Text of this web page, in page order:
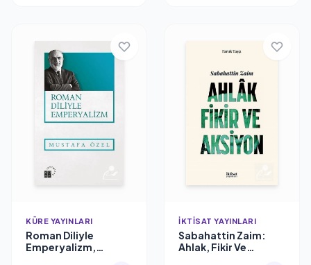
KÜRE YAYINLARI
Roman Diliyle
Emperyalizm,
İKTISAT YAYINLARI
Sabahattin Zaim:
Ahlak, Fikir Ve